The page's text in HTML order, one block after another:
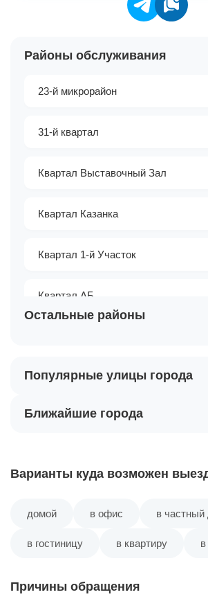
Районы обслуживания
23-й микрорайон
31-й квартал
Квартал Выставочный Зал
Квартал Казанка
Квартал 1-й Участок
Квартал АБ
Квартал Детский Мир
Квартал Интернат
Квартал Мебельная Фабрика
Квартал Мочище
Остальные районы
Популярные улицы города
Ближайшие города
Варианты куда возможен
домой в офис в частный
в гостиницу в квартиру
Причины обращения